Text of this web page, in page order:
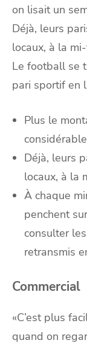
on lisait un
Déjà, leurs
locaux, à la
Le football se
pari sportif en
Plus le
Déjà, leurs
locaux, à la
À chaque
penchent
consulter
retransmis
Commercial
«C’est plus
quand on